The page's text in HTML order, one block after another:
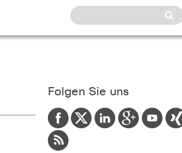
Folgen Sie uns